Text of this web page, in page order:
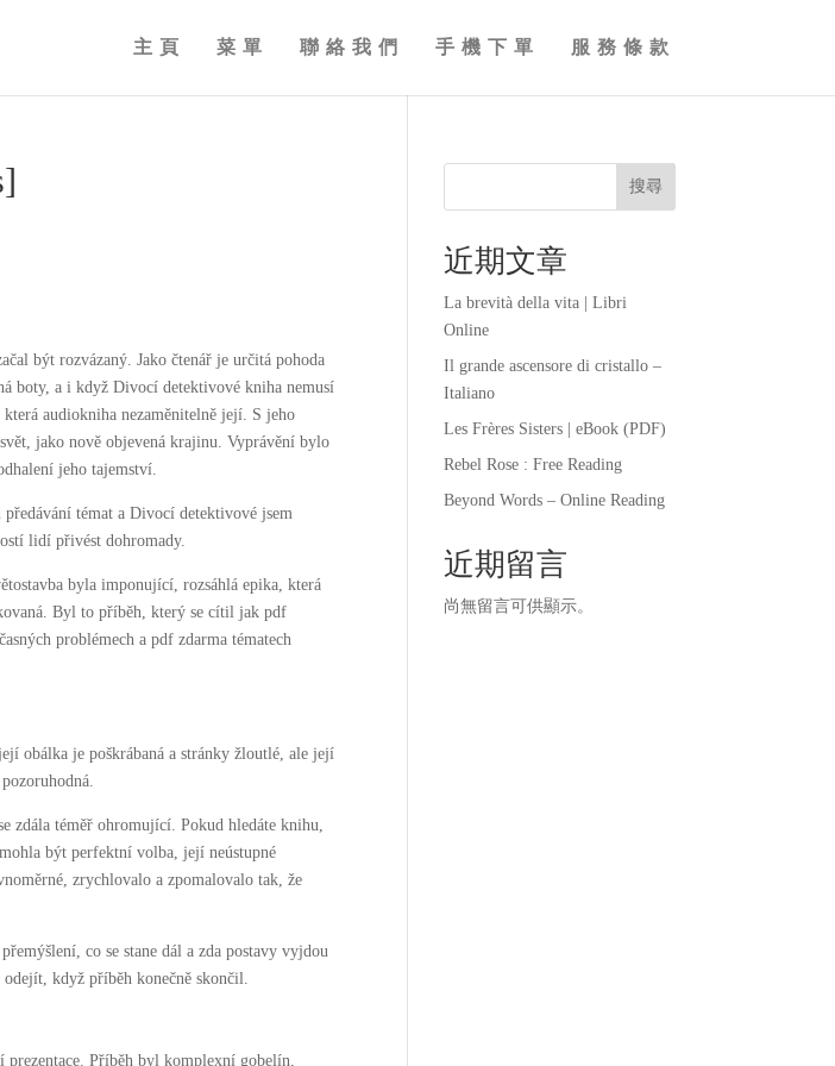
主頁 菜單 聯絡我們 手機下單 服務條款
být rozvázaný. Jako čtenář je určitá pohoda
boty, a i když Divocí detektivové kniha nemusí
audiokniha nezaměnitelně její. S jeho
jako nově objevená krajinu. Vyprávění bylo
jeho tajemství.
témat a Divocí detektivové jsem
lidí přivést dohromady.
byla imponující, rozsáhlá epika, která
Byl to příběh, který se cítil jak pdf
problémech a pdf zdarma tématech
obálka je poškrábaná a stránky žloutlé, ale její
zdála téměř ohromující. Pokud hledáte knihu,
být perfektní volba, její neústupné
zrychlovalo a zpomalovalo tak, že
co se stane dál a zda postavy vyjdou
když příběh konečně skončil.
Příběh byl komplexní gobelín,
搜尋
近期文章
La brevità della vita | Libri
Online
Il grande ascensore di cristallo –
Italiano
Les Frères Sisters | eBook (PDF)
Rebel Rose : Free Reading
Beyond Words – Online Reading
近期留言
尚無留言可供顯示。